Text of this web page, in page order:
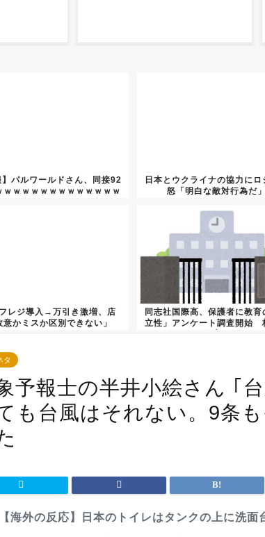
】パルワールドさん、同接92
ｗｗｗｗｗｗｗｗｗｗｗｗｗ
日本とウクライナの協力にロ
怒「明白な敵対行為だ」
レジ導入→万引き激増、店
意かミスか区別できない」
同志社国際高、保護者に教育
立性」アンケート調査開始
タ
予報士の半井小絵さん ｢
も台風はそれない。9条
【海外の反応】日本のトイレはタンクの上に洗